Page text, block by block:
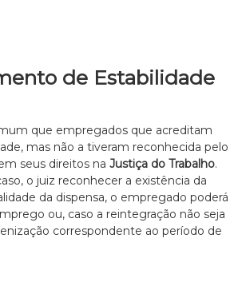
de Estabilidade
que empregados que acreditam
mas não a tiveram reconhecida pelo
seus direitos na Justiça do Trabalho.
o juiz reconhecer a existência da
da dispensa, o empregado poderá
ou, caso a reintegração não seja
correspondente ao período de